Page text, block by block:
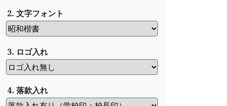
2. 文字フォント
3. ロゴ入れ
4. 落款入れ